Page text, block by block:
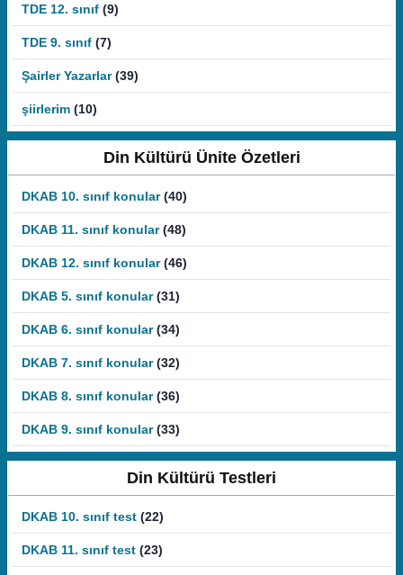
TDE 12. sınıf (9)
TDE 9. sınıf (7)
Şairler Yazarlar (39)
şiirlerim (10)
Din Kültürü Ünite Özetleri
DKAB 10. sınıf konular (40)
DKAB 11. sınıf konular (48)
DKAB 12. sınıf konular (46)
DKAB 5. sınıf konular (31)
DKAB 6. sınıf konular (34)
DKAB 7. sınıf konular (32)
DKAB 8. sınıf konular (36)
DKAB 9. sınıf konular (33)
Din Kültürü Testleri
DKAB 10. sınıf test (22)
DKAB 11. sınıf test (23)